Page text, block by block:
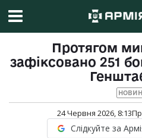
Протягом
зафіксовано 251
24 Червня 2026, 8:13
Слідкуйте за